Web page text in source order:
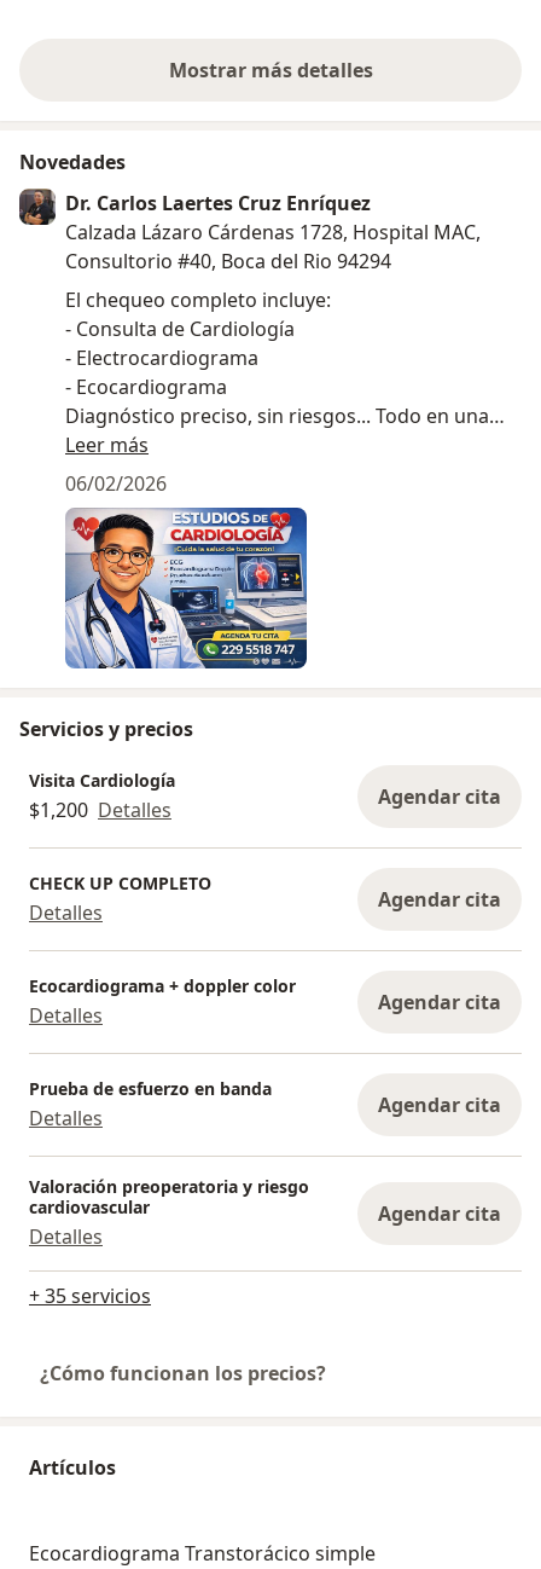
Mostrar más detalles
sobre la experiencia
Novedades
Dr. Carlos Laertes Cruz Enríquez
Calzada Lázaro Cárdenas 1728, Hospital MAC,
Consultorio #40, Boca del Rio 94294
El chequeo completo incluye:
- Consulta de Cardiología
- Electrocardiograma
- Ecocardiograma
Diagnóstico preciso, sin riesgos... Todo en una
sola visita y sin vueltas!!!
Pregunta por nuestros precios y demás
paquetes, estamos a sus órdenes.
Leer más
06/02/2026
Servicios y precios
Visita Cardiología
$1,200 Detalles Agendar cita
CHECK UP COMPLETO
Detalles Agendar cita
Ecocardiograma + doppler color
Detalles Agendar cita
Prueba de esfuerzo en banda
Detalles Agendar cita
Valoración preoperatoria y riesgo
cardiovascular
Detalles
Agendar cita
+ 35 servicios
¿Cómo funcionan los precios?
Artículos
Ecocardiograma Transtorácico simple